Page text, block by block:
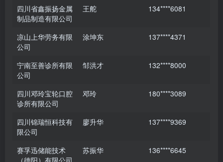
四川省鑫振扬金属
制品制造有限公司
王舵 134****6081
凉山上华劳务有限
公司
涂坤东 137****4371
宁南至善诊所有限
公司
邹洪才 132****8000
四川邓玲宝轮口腔
诊所有限公司
邓玲 180****3089
四川锦瑞恒科技有
限公司
廖升华 137****9369
赛孚迅储能技术
苏振华 136****6645